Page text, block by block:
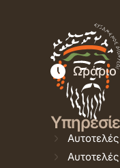
Ωράριο